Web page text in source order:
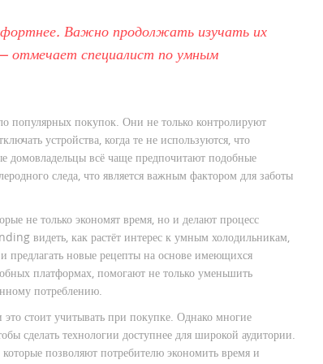
Важно продолжать изучать их
отмечает специалист по умным
популярных покупок. Они не только контролируют
устройства, когда те не используются, что
домовладельцы всё чаще предпочитают подобные
следа, что является важным фактором для заботы
не только экономят время, но и делают процесс
видеть, как растёт интерес к умным холодильникам,
предлагать новые рецепты на основе имеющихся
платформах, помогают не только уменьшить
потреблению.
это стоит учитывать при покупке. Однако многие
сделать технологии доступнее для широкой аудитории.
которые позволяют потребителю экономить время и